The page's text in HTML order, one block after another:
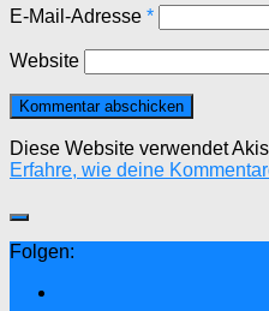
E-Mail-Adresse *
Website
Diese Website verwendet
Erfahre, wie deine
Folgen: